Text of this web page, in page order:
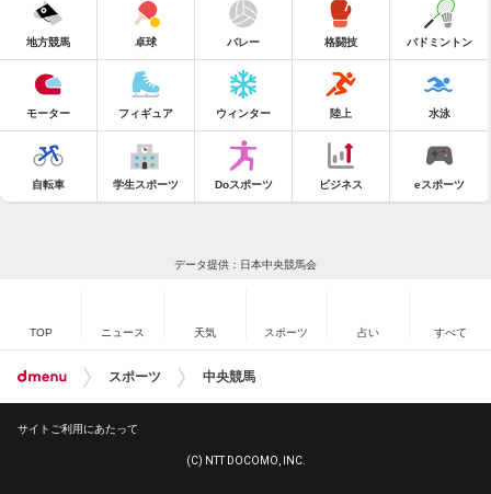
地方競馬 卓球 バレー 格闘技 バドミントン
モーター フィギュア ウィンター 陸上 水泳
自転車 学生スポーツ Doスポーツ ビジネス eスポーツ
データ提供：日本中央競馬会
TOP ニュース 天気 スポーツ 占い すべて
スポーツ 中央競馬
サイトご利用にあたって
(C) NTT DOCOMO, INC.